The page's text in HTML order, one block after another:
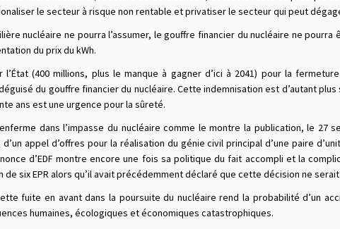
le secteur à risque non rentable et privatiser le secteur qui peut
nucléaire ne pourra l’assumer, le gouffre financier du nucléaire ne
du prix du kWh.
l’État (400 millions, plus le manque à gagner d’ici à 2041) pour la
du gouffre financier du nucléaire. Cette indemnisation est d’autant
ans est une urgence pour la sûreté.
dans l’impasse du nucléaire comme le montre la publication, le 27
appel d’offres pour la réalisation du génie civil principal d’une paire
d’EDF montre encore une fois sa politique du fait accompli et la
six EPR alors qu’il avait précédemment déclaré que cette décision ne serait
fuite en avant dans la poursuite du nucléaire rend la probabilité d’un
humaines, écologiques et économiques catastrophiques.